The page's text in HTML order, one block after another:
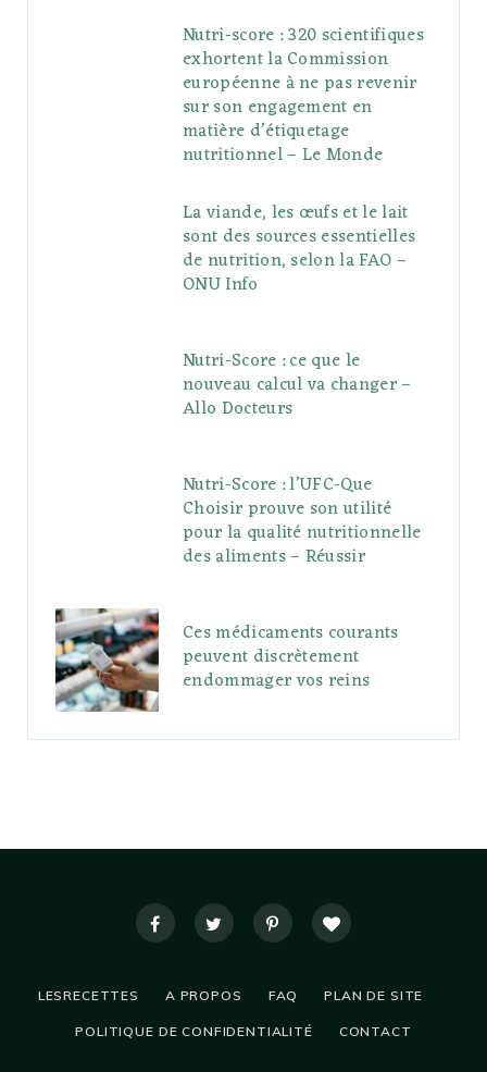
Nutri-score : 320 scientifiques
exhortent la Commission
européenne à ne pas revenir
sur son engagement en
matière d’étiquetage
nutritionnel – Le Monde
La viande, les œufs et le lait
sont des sources essentielles
de nutrition, selon la FAO –
ONU Info
Nutri-Score : ce que le
nouveau calcul va changer –
Allo Docteurs
Nutri-Score : l’UFC-Que
Choisir prouve son utilité
pour la qualité nutritionnelle
des aliments – Réussir
Ces médicaments courants
peuvent discrètement
endommager vos reins
LESRECETTES A PROPOS FAQ PLAN DE SITE
POLITIQUE DE CONFIDENTIALITÉ CONTACT